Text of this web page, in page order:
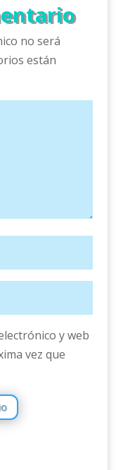
no será
están
y web
vez que